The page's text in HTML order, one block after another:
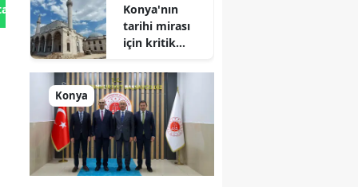
Gönder
Konya'nın
tarihi mirası
için kritik
durum
açıklandı
Konya